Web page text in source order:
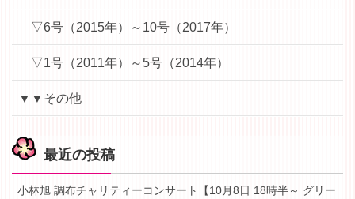
▽6号（2015年）～10号（2017年）
▽1号（2011年）～5号（2014年）
▼▼その他
最近の投稿
小林旭 調布チャリティーコンサート【10月8日 18時半～ グリー